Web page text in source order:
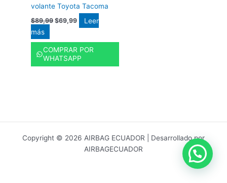
volante Toyota Tacoma
$89,99 $69,99
Leer
más
COMPRAR POR
WHATSAPP
Copyright © 2026 AIRBAG ECUADOR | Desarrollado por
AIRBAGECUADOR